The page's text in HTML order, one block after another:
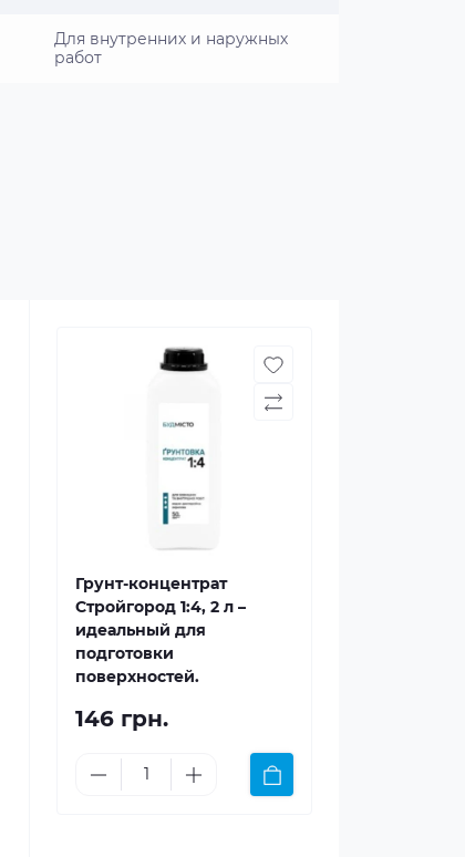
Для внутренних и наружных
работ
Грунт-концентрат
Стройгород 1:4, 2 л –
идеальный для
подготовки
поверхностей.
146 грн.